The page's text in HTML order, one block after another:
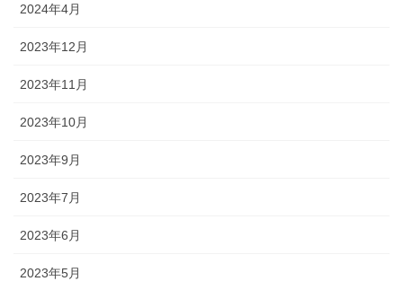
2024年4月
2023年12月
2023年11月
2023年10月
2023年9月
2023年7月
2023年6月
2023年5月